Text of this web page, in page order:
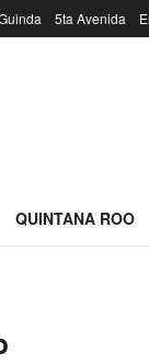
5ta Avenida
QUINTANA ROO